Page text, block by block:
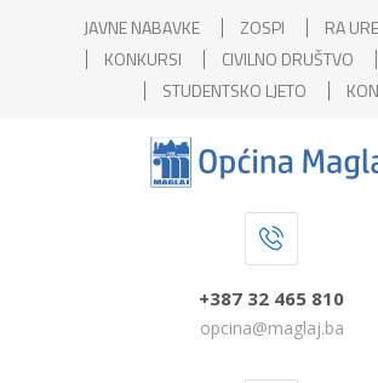
JAVNE NABAVKE ZOSPI RA
KONKURSI
CIVILNO DRUŠTVO
STUDENTSKO LJETO
+387 32 465 810
opcina@maglaj.ba